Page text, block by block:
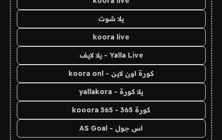
يلا شوت
koora live
Yalla Live - يلا لايف
كورة اون لاين - koora onl
يلا كورة - yallakora
كورة 365 - kooora 365
اس جول - AS Goal